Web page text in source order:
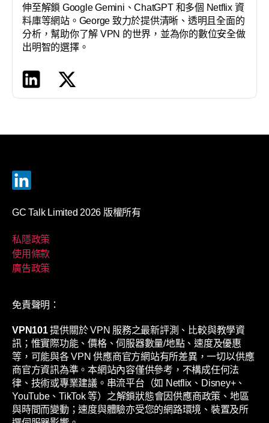
伸至解鎖 Google Gemini、ChatGPT 和多個 Netflix 資
料庫等網站。George 致力於提供清晰、透明且全面的
分析，幫助你了解 VPN 的世界，並為你的數位安全做
出明智的選擇。
GC Talk Limited 2026 版權所有
私隱政策
使用條款
廣告政策
免責聲明：
VPN101提供關於 VPN 服務之最新評測、比較與教學資
訊；惟實際功能、價格、伺服器數量/地點、速度及優惠
等，可能與各 VPN 供應商官方網站有所差異，一切以供應
商官方資訊為準。本網站內容僅供參考，不構成任何法
律、技術或專業建議。串流平台（如 Netflix、Disney+、
YouTube、TikTok 等）之解鎖狀態會因供應商政策、地區
與時間而變動；速度與體驗亦受您的網路環境、裝置及所